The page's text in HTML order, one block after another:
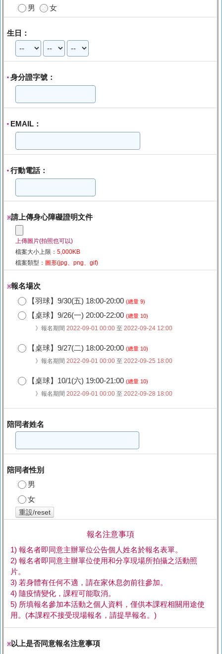
男 女
生日：
* 身分證字號：
* EMAIL：
* 行動電話：
※請上傳身心障礙證明文件
上傳圖片(拍照也可以)
檔案大小上限： 5,000KB
檔案類型： 圖形(jpg、png、gif)
※報名場次
【羽球】9/30(五) 18:00-20:00 (總量 9)
【桌球】9/26(一) 20:00-22:00 (總量 10)
》報名期間 2022-09-01 00:00 至 2022-09-24 12:00
【桌球】9/27(二) 18:00-20:00 (總量 10)
》報名期間 2022-09-01 00:00 至 2022-09-25 18:00
【桌球】10/1(六) 19:00-21:00 (總量 10)
》報名期間 2022-09-01 00:00 至 2022-09-28 18:00
陪同者姓名
陪同者性別
男
女
重設/reset
報名注意事項
1) 報名者即同意主辦單位公告個人姓名於報名表單。
2) 報名者即同意主辦單位使用和分享現場所拍攝之活動照
片。
3) 若身體有任何不適，請在家休息勿前往參加。
4) 隨疫情變化，課程可能取消。
5) 所填報名參加本活動之個人資料，僅供本課程相關用途使
用。(本課程不接受現場報名，請提早報名。)
※以上是否同意報名注意事項